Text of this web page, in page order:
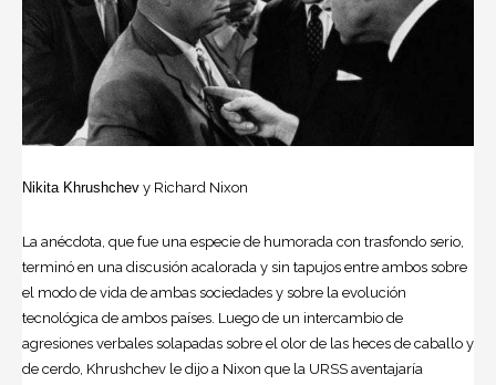
Nikita Khrushchev y Richard Nixon
La anécdota, que fue una especie de humorada con trasfondo serio,
terminó en una discusión acalorada y sin tapujos entre ambos sobre
el modo de vida de ambas sociedades y sobre la evolución
tecnológica de ambos países. Luego de un intercambio de
agresiones verbales solapadas sobre el olor de las heces de caballo y
de cerdo, Khrushchev le dijo a Nixon que la URSS aventajaría